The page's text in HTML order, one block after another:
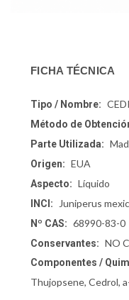
FICHA TÉCNICA
Tipo / Nombre:
Método de
Parte Utilizada:
Origen: EUA
Aspecto: Líquido
INCI: Juniperus
Nº CAS: 68990-83-0
Conservantes: NO
Componentes /
Thujopsene, Cedrol,